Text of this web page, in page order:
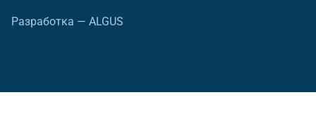
Разработка — ALGUS